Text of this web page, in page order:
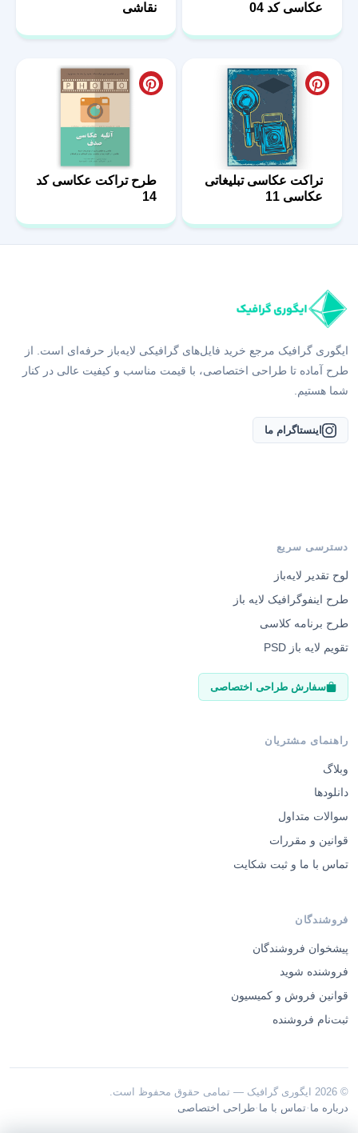
عکاسی کد 04
نقاشی
تراکت عکاسی تبلیغاتی
عکاسی 11
طرح تراکت عکاسی کد
14
ایگوری گرافیک مرجع خرید فایل‌های گرافیکی لایه‌باز حرفه‌ای است. از
طرح آماده تا طراحی اختصاصی، با قیمت مناسب و کیفیت عالی در کنار
شما هستیم.
اینستاگرام ما
دسترسی سریع
لوح تقدیر لایه‌باز
طرح اینفوگرافیک لایه باز
طرح برنامه کلاسی
تقویم لایه باز PSD
سفارش طراحی اختصاصی
راهنمای مشتریان
وبلاگ
دانلودها
سوالات متداول
قوانین و مقررات
تماس با ما و ثبت شکایت
فروشندگان
پیشخوان فروشندگان
فروشنده شوید
قوانین فروش و کمیسیون
ثبت‌نام فروشنده
© 2026 ایگوری گرافیک — تمامی حقوق محفوظ است.
درباره ما ·تماس با ما ·طراحی اختصاصی